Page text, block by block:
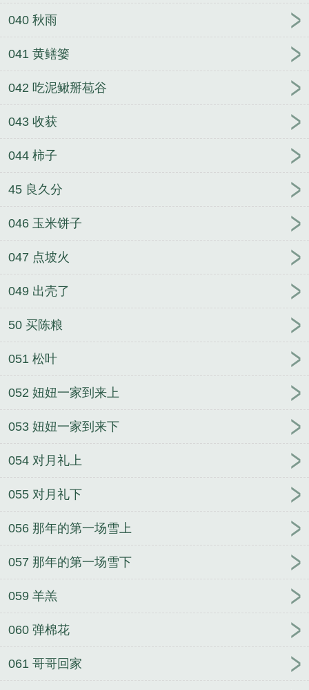
040 秋雨
041 黄鳝篓
042 吃泥鳅掰苞谷
043 收获
044 柿子
45 良久分
046 玉米饼子
047 点坡火
049 出壳了
50 买陈粮
051 松叶
052 妞妞一家到来上
053 妞妞一家到来下
054 对月礼上
055 对月礼下
056 那年的第一场雪上
057 那年的第一场雪下
059 羊羔
060 弹棉花
061 哥哥回家